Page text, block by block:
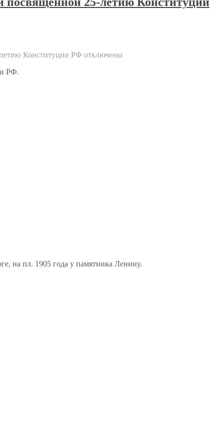
Конституции РФ отключены
РФ.
на пл. 1905 года у памятника Ленину.